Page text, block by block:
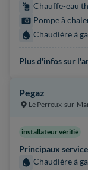
Chauffe-eau
Pompe à
Chaudière à
Plus d'infos sur
Pegaz
Le Perreux-sur-
installateur vérifié
Principaux
Chaudière à